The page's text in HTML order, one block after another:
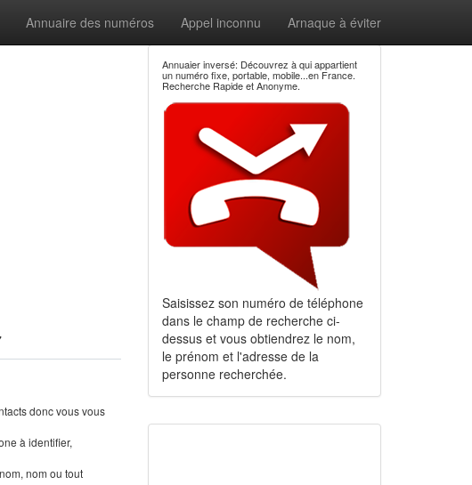
Annuaire des numéros Appel inconnu Arnaque à éviter
donc vous vous
à identifier,
nom ou tout
Annuaier inversé: Découvrez à qui appartient
un numéro fixe, portable, mobile...en France.
Recherche Rapide et Anonyme.
Saisissez son numéro de téléphone
dans le champ de recherche ci-
dessus et vous obtiendrez le nom,
le prénom et l'adresse de la
personne recherchée.